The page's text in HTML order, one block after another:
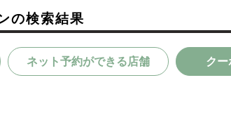
の検索結果
ネット予約ができる店舗 クー